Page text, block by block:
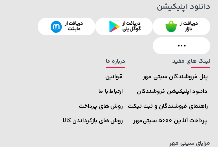
لینک های مفید
پنل فروشندگان سیتی مهر
دانلود اپلیکیشن فروشندگان
راهنمای فروشندگان و ثبت تیکت
پرداخت آنلاین 5000 سیتی‌مهر
درباره ما
قوانین
ارتباط با ما
روش های پرداخت
روش های بازگرداندن کالا
مزایای سیتی مهر
دانلود اپلیکیشن